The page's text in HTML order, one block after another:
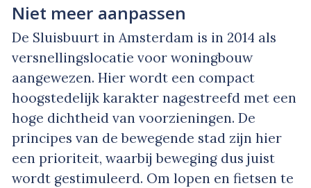
Niet meer aanpassen
De Sluisbuurt in Amsterdam is in 2014 als
versnellingslocatie voor woningbouw
aangewezen. Hier wordt een compact
hoogstedelijk karakter nagestreefd met een
hoge dichtheid van voorzieningen. De
principes van de bewegende stad zijn hier
een prioriteit, waarbij beweging dus juist
wordt gestimuleerd. Om lopen en fietsen te